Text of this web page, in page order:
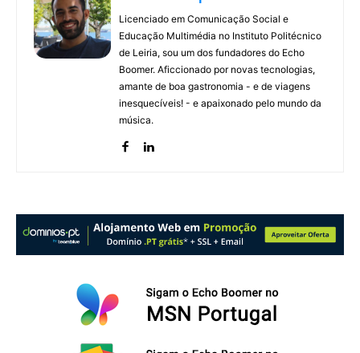
Licenciado em Comunicação Social e
Educação Multimédia no Instituto Politécnico
de Leiria, sou um dos fundadores do Echo
Boomer. Aficcionado por novas tecnologias,
amante de boa gastronomia - e de viagens
inesquecíveis! - e apaixonado pelo mundo da
música.